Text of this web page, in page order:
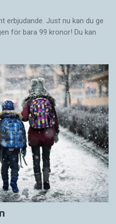
erbjudande. Just nu kan du ge
för bara 99 kronor! Du kan